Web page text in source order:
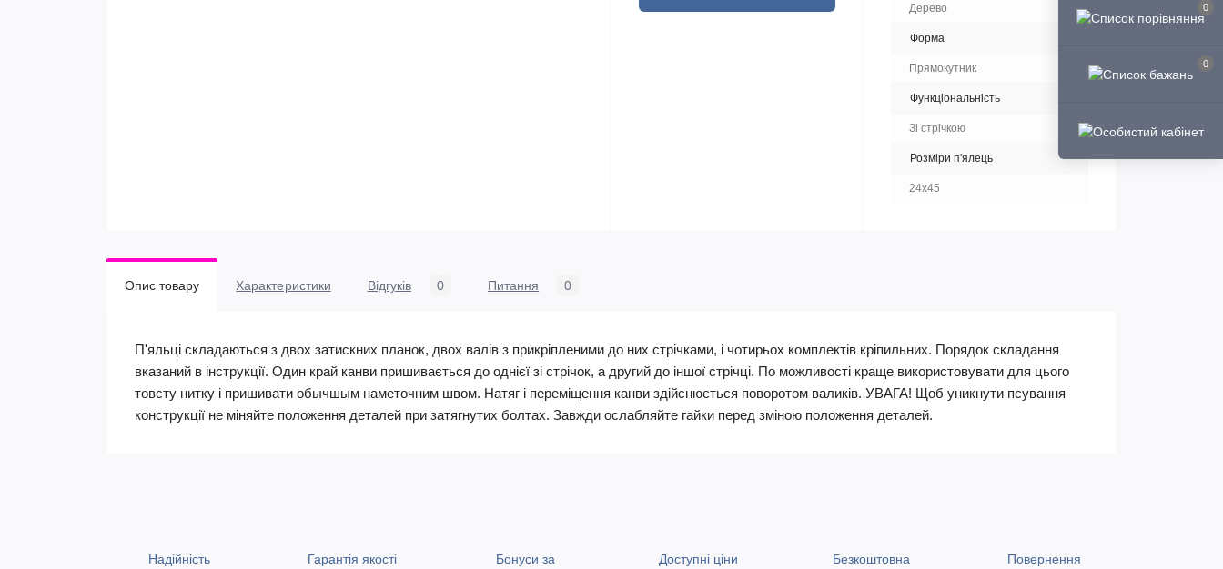
0
0
Дерево
Форма
Прямокутник
Функціональність
Зі стрічкою
Розміри п'ялець
24х45
Опис товару Характеристики Відгуків 0 Питання 0
П'яльці складаються з двох затискних планок, двох валів з прикріпленими до них стрічками, і чотирьох комплектів кріпильних. Порядок складання
вказаний в інструкції. Один край канви пришивається до однієї зі стрічок, а другий до іншої стрічці. По можливості краще використовувати для цього
товсту нитку і пришивати обычшым наметочним швом. Натяг і переміщення канви здійснюється поворотом валиків. УВАГА! Щоб уникнути псування
конструкції не міняйте положення деталей при затягнутих болтах. Завжди ослабляйте гайки перед зміною положення деталей.
Надійність Гарантія якості
Бонуси за
Доступні ціни
Безкоштовна
Повернення